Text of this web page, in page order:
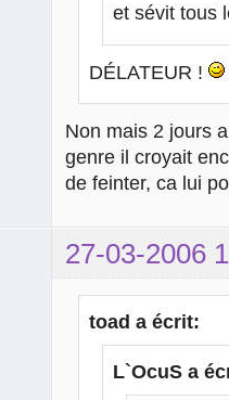
et sévit tous
DÉLATEUR !
Non mais 2 jours
genre il croyait
de feinter, ca lui
27-03-2006
toad a écrit:
L`OcuS a